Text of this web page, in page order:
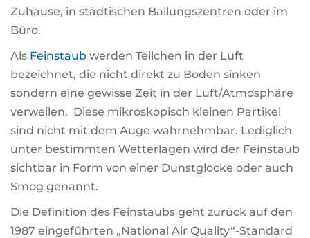
Zuhause, in städtischen Ballungszentren oder im
Büro.
Als Feinstaub werden Teilchen in der Luft
bezeichnet, die nicht direkt zu Boden sinken
sondern eine gewisse Zeit in der Luft/Atmosphäre
verweilen. Diese mikroskopisch kleinen Partikel
sind nicht mit dem Auge wahrnehmbar. Lediglich
unter bestimmten Wetterlagen wird der Feinstaub
sichtbar in Form von einer Dunstglocke oder auch
Smog genannt.
Die Definition des Feinstaubs geht zurück auf den
1987 eingeführten „National Air Quality“-Standard